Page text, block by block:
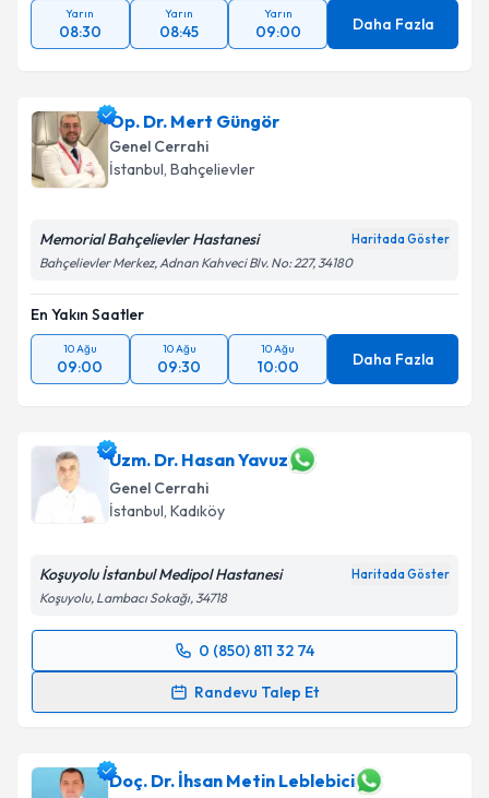
Yarın
08:30
Yarın
08:45
Yarın
09:00 Daha Fazla
Op. Dr. Mert Güngör
Genel Cerrahi
İstanbul, Bahçelievler
Memorial Bahçelievler Hastanesi Haritada Göster
Bahçelievler Merkez, Adnan Kahveci Blv. No: 227, 34180
En Yakın Saatler
10 Ağu
09:00
10 Ağu
09:30
10 Ağu
10:00 Daha Fazla
Uzm. Dr. Hasan Yavuz
Genel Cerrahi
İstanbul, Kadıköy
Koşuyolu İstanbul Medipol Hastanesi Haritada Göster
Koşuyolu, Lambacı Sokağı, 34718
0 (850) 811 32 74
Randevu Talep Et
Randevu Takvimi Talebi
takvim hazırlandığında e-posta ile bilgilendireceğiz.
Doç. Dr. İhsan Metin Leblebici